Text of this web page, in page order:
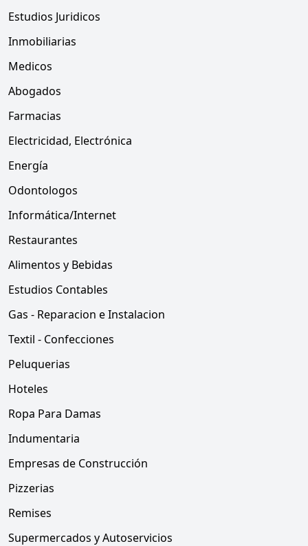
Estudios Juridicos
Inmobiliarias
Medicos
Abogados
Farmacias
Electricidad, Electrónica
Energía
Odontologos
Informática/Internet
Restaurantes
Alimentos y Bebidas
Estudios Contables
Gas - Reparacion e Instalacion
Textil - Confecciones
Peluquerias
Hoteles
Ropa Para Damas
Indumentaria
Empresas de Construcción
Pizzerias
Remises
Supermercados y Autoservicios